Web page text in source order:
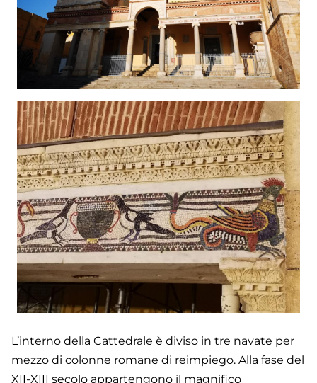
L’interno della Cattedrale è diviso in tre navate per
mezzo di colonne romane di reimpiego. Alla fase del
XII-XIII secolo appartengono il magnifico